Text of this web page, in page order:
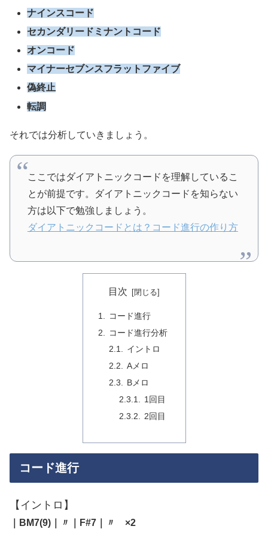
ナインスコード
セカンダリードミナントコード
オンコード
マイナーセブンスフラットファイブ
偽終止
転調
それでは分析していきましょう。
ここではダイアトニックコードを理解しているこ
とが前提です。ダイアトニックコードを知らない
方は以下で勉強しましょう。
ダイアトニックコードとは？コード進行の作り方
目次
コード進行
コード進行分析
イントロ
Aメロ
Bメロ
1回目
2回目
コード進行
【イントロ】
｜BM7(9)｜〃｜F#7｜〃 ×2